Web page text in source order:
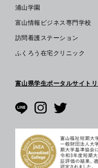
浦山学園
富山情報ビジネス専門学校
訪問看護ステーション
ふくろう在宅クリニック
富山県学生ポータルサイト